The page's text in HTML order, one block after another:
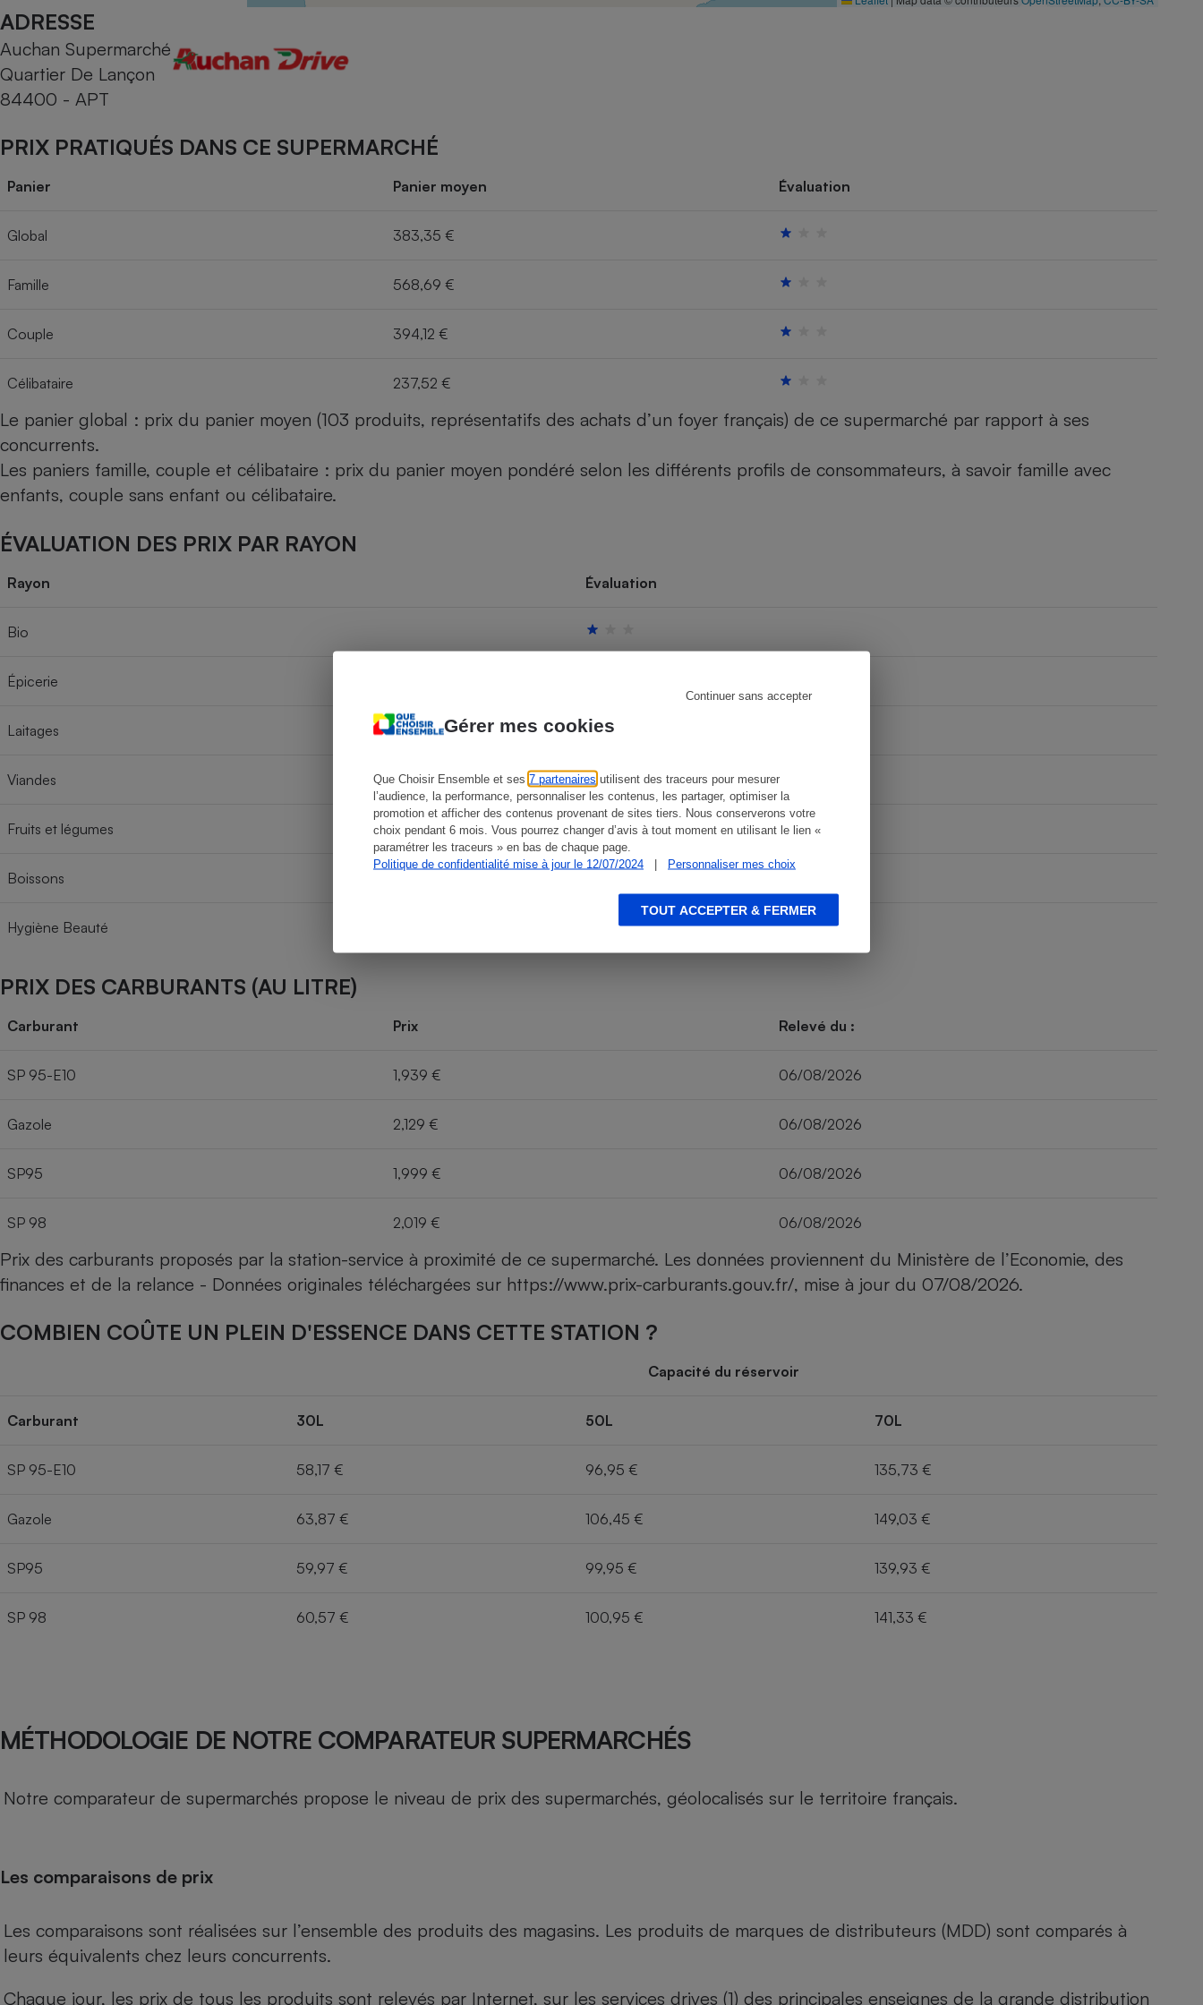
Gérer mes cookies
Que Choisir Ensemble et ses 7 partenaires utilisent des traceurs pour mesurer
l’audience, la performance, personnaliser les contenus, les partager, optimiser la
promotion et afficher des contenus provenant de sites tiers. Nous conserverons votre
choix pendant 6 mois. Vous pourrez changer d’avis à tout moment en utilisant le lien «
paramétrer les traceurs » en bas de chaque page.
Politique de confidentialité mise à jour le 12/07/2024
| Personnaliser mes choix
Continuer sans accepter
TOUT ACCEPTER & FERMER
ADRESSE
Auchan Supermarché
Quartier De Lançon
84400 - APT
PRIX PRATIQUÉS DANS CE SUPERMARCHÉ
Panier Panier moyen Évaluation
Global 383,35 €
Famille 568,69 €
Couple 394,12 €
Célibataire 237,52 €
Le panier global : prix du panier moyen (103 produits, représentatifs des achats d’un foyer français) de ce supermarché par rapport à ses
concurrents.
Les paniers famille, couple et célibataire : prix du panier moyen pondéré selon les différents profils de consommateurs, à savoir famille avec
enfants, couple sans enfant ou célibataire.
ÉVALUATION DES PRIX PAR RAYON
Rayon Évaluation
Bio
Épicerie
Laitages
Viandes
Fruits et légumes
Boissons
Hygiène Beauté
PRIX DES CARBURANTS (AU LITRE)
Carburant Prix Relevé du :
SP 95-E10 1,939 € 06/08/2026
Gazole 2,129 € 06/08/2026
SP95 1,999 € 06/08/2026
SP 98 2,019 € 06/08/2026
Prix des carburants proposés par la station-service à proximité de ce supermarché. Les données proviennent du Ministère de l’Economie, des
finances et de la relance - Données originales téléchargées sur https://www.prix-carburants.gouv.fr/, mise à jour du 07/08/2026.
COMBIEN COÛTE UN PLEIN D'ESSENCE DANS CETTE STATION ?
Capacité du réservoir
Carburant 30L 50L 70L
SP 95-E10 58,17 € 96,95 € 135,73 €
Gazole 63,87 € 106,45 € 149,03 €
SP95 59,97 € 99,95 € 139,93 €
SP 98 60,57 € 100,95 € 141,33 €
MÉTHODOLOGIE DE NOTRE COMPARATEUR SUPERMARCHÉS
Notre comparateur de supermarchés propose le niveau de prix des supermarchés, géolocalisés sur le territoire français.
Les comparaisons de prix
Les comparaisons sont réalisées sur l’ensemble des produits des magasins. Les produits de marques de distributeurs (MDD) sont comparés à
leurs équivalents chez leurs concurrents.
Chaque jour, les prix de tous les produits sont relevés par Internet, sur les services drives (1) des principales enseignes de la grande distribution
Cafetière à expressos
Téléphone mobile -
Radiateur électrique